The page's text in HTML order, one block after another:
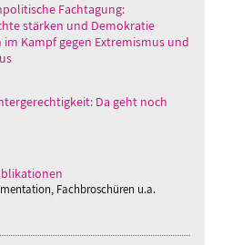
Fachtagung:
stärken und Demokratie
im Kampf gegen Extremismus und
Da geht noch
Fachbroschüren u.a.